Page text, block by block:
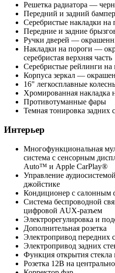
Решетка радиатора —
Передний и задний
Серебристые накладки
Передние и задние
Ручки дверей —
Накладки на пороги —
серебристая верхняя часть
Серебристые рейлинги
Корпуса зеркал —
16" легкосплавные
Хромированная накладка
Противотуманные фары
Темная тонировка задних
Интерьер
Многофункциональная
система с сенсорным
Auto™ и Apple CarPlay®
Управление
джойстике
Кондиционер с салонным
Система беспроводной
цифровой AUX-разъем
Электрорегулировка и
Дополнительная розетка
Электропривод передних
Электропривод задних
Функция открытия стекла
Розетка 12В на